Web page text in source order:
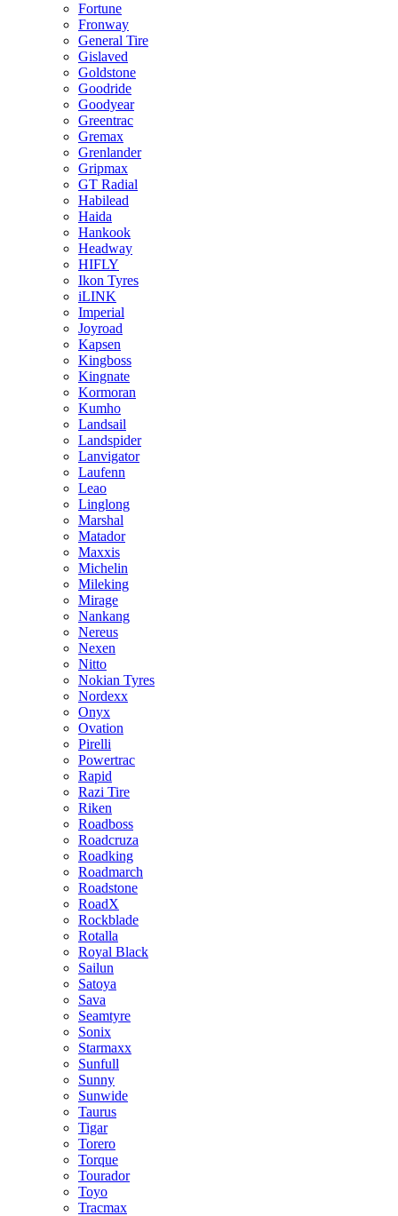
Fortune
Fronway
General Tire
Gislaved
Goldstone
Goodride
Goodyear
Greentrac
Gremax
Grenlander
Gripmax
GT Radial
Habilead
Haida
Hankook
Headway
HIFLY
Ikon Tyres
iLINK
Imperial
Joyroad
Kapsen
Kingboss
Kingnate
Kormoran
Kumho
Landsail
Landspider
Lanvigator
Laufenn
Leao
Linglong
Marshal
Matador
Maxxis
Michelin
Mileking
Mirage
Nankang
Nereus
Nexen
Nitto
Nokian Tyres
Nordexx
Onyx
Ovation
Pirelli
Powertrac
Rapid
Razi Tire
Riken
Roadboss
Roadcruza
Roadking
Roadmarch
Roadstone
RoadX
Rockblade
Rotalla
Royal Black
Sailun
Satoya
Sava
Seamtyre
Sonix
Starmaxx
Sunfull
Sunny
Sunwide
Taurus
Tigar
Torero
Torque
Tourador
Toyo
Tracmax